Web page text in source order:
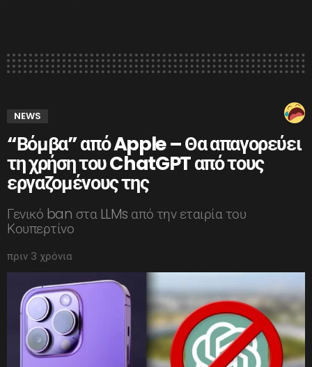
NEWS
“Βόμβα” από Apple – Θα απαγορεύει
τη χρήση του ChatGPT από τους
εργαζομένους της
Γενικό ban στα LLMs από την εταιρία του
Κουπερτίνο
πριν 3 χρόνια